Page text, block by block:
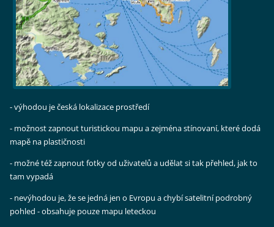
- výhodou je česká lokalizace prostředí
- možnost zapnout turistickou mapu a zejména stínovaní, které dodá
mapě na plastičnosti
- možné též zapnout fotky od uživatelů a udělat si tak přehled, jak to
tam vypadá
- nevýhodou je, že se jedná jen o Evropu a chybí satelitní podrobný
pohled - obsahuje pouze mapu leteckou